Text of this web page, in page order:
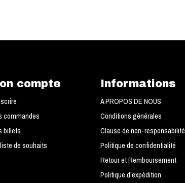
compte
commandes
billets
de souhaits
Informations
À PROPOS DE NOUS
Conditions générales
Clause de non-responsabilité
Politique de confidentialité
Retour et Remboursement
Politique d'expédition